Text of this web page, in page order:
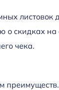
листовок
скидках
чека.